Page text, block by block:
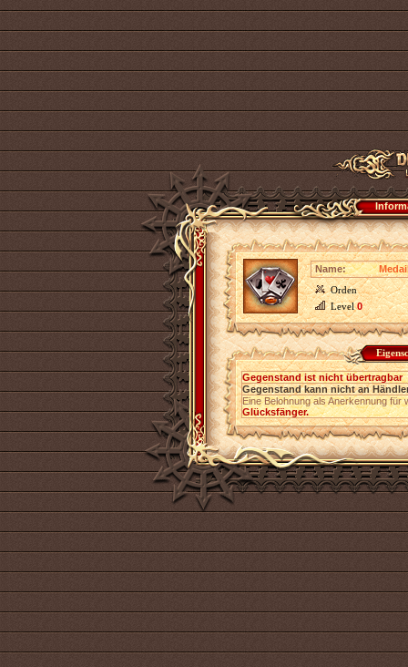
Name:
Orden
Level0
Gegenstand ist nicht übertragbar
Gegenstand kann nicht an
Eine Belohnung als Anerkennung für
Glücksfänger.